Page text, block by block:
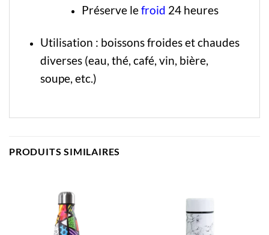
Préserve lefroid 24 heures
Utilisation : boissons froides et chaudes
diverses (eau, thé, café, vin, bière,
soupe, etc.)
PRODUITS SIMILAIRES